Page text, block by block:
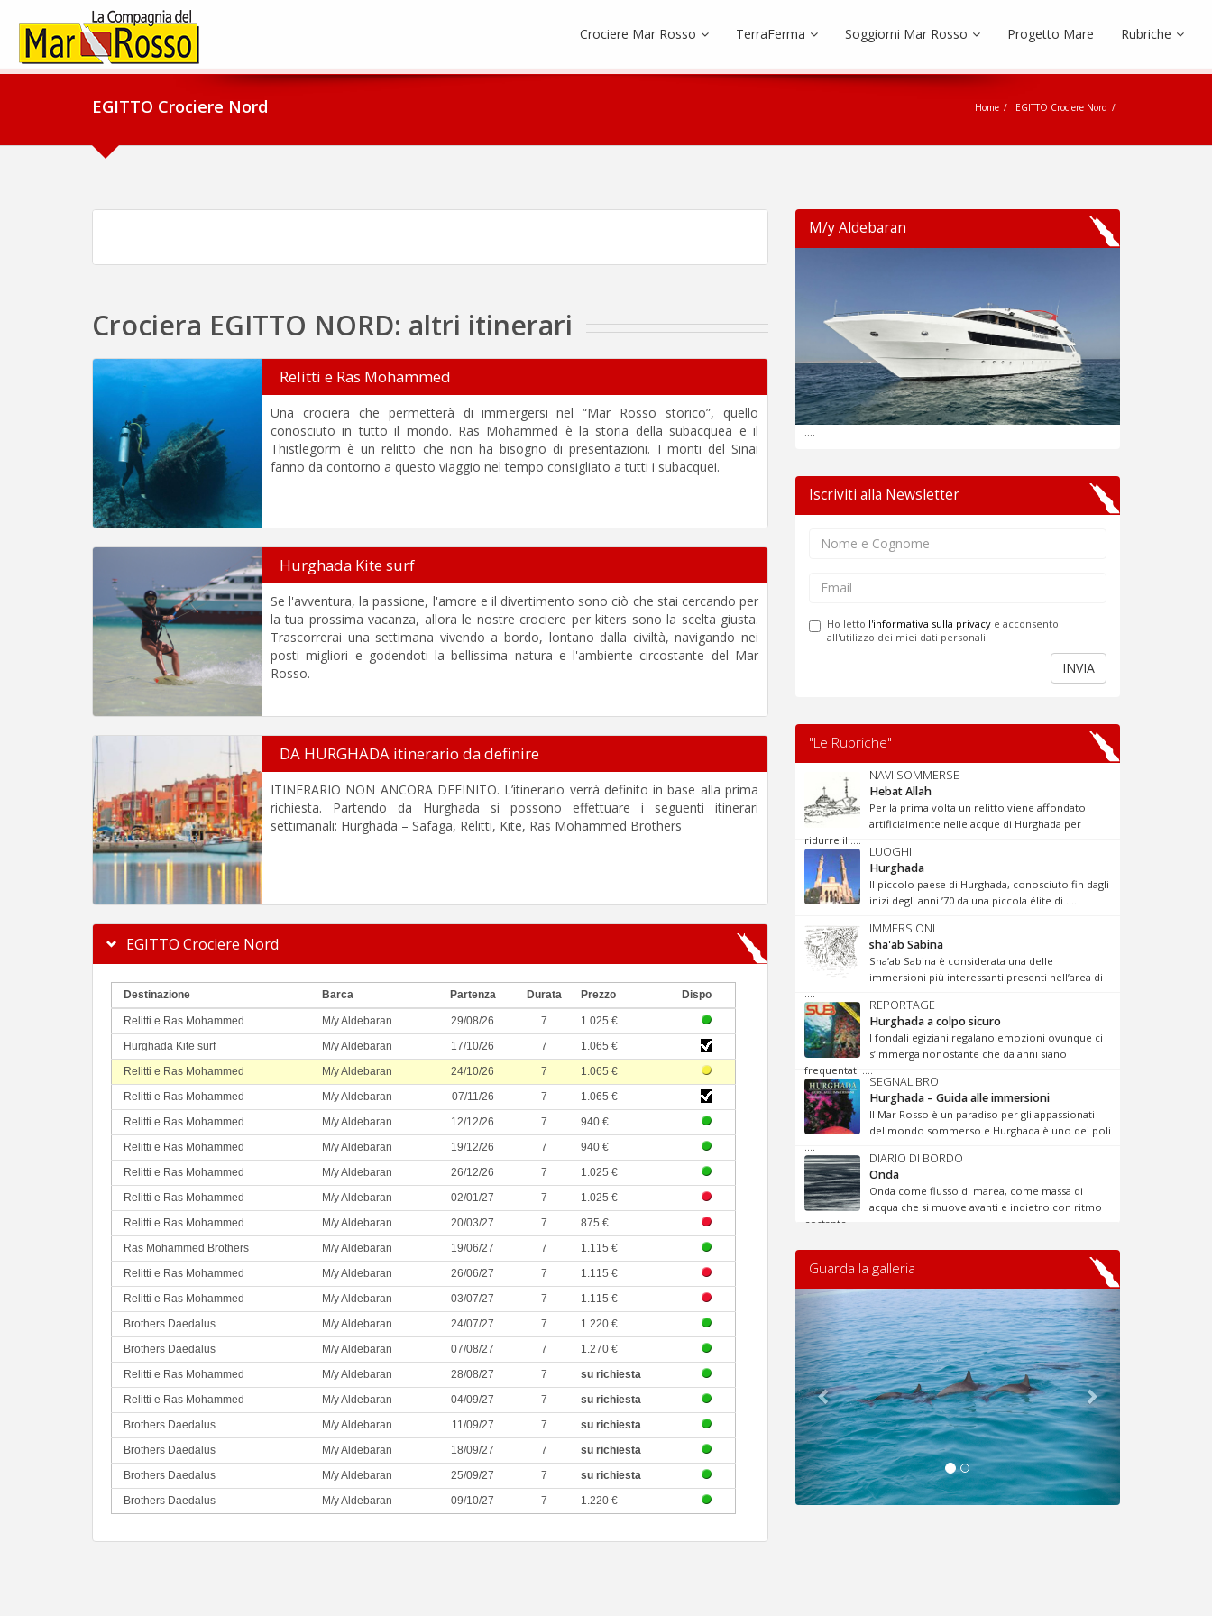
Crociere Mar Rosso TerraFerma Soggiorni Mar Rosso Progetto Mare Rubriche
EGITTO Crociere Nord Home EGITTO Crociere Nord
Crociera EGITTO NORD: altri itinerari
Relitti e Ras Mohammed
Una crociera che permetterà di immergersi nel “Mar Rosso storico”, quello
conosciuto in tutto il mondo. Ras Mohammed è la storia della subacquea e il
Thistlegorm è un relitto che non ha bisogno di presentazioni. I monti del Sinai
fanno da contorno a questo viaggio nel tempo consigliato a tutti i subacquei.
Hurghada Kite surf
Se l'avventura, la passione, l'amore e il divertimento sono ciò che stai cercando per
la tua prossima vacanza, allora le nostre crociere per kiters sono la scelta giusta.
Trascorrerai una settimana vivendo a bordo, lontano dalla civiltà, navigando nei
posti migliori e godendoti la bellissima natura e l'ambiente circostante del Mar
Rosso.
DA HURGHADA itinerario da definire
ITINERARIO NON ANCORA DEFINITO. L’itinerario verrà definito in base alla prima
richiesta. Partendo da Hurghada si possono effettuare i seguenti itinerari
settimanali: Hurghada – Safaga, Relitti, Kite, Ras Mohammed Brothers
EGITTO Crociere Nord
Destinazione Barca Partenza Durata Prezzo Dispo
Relitti e Ras Mohammed M/y Aldebaran 29/08/26 7
1.025 €
Hurghada Kite surf
M/y Aldebaran 17/10/26 7
1.065 €
Relitti e Ras Mohammed
M/y Aldebaran 24/10/26 7
1.065 €
Relitti e Ras Mohammed
M/y Aldebaran 07/11/26 7
1.065 €
Relitti e Ras Mohammed
M/y Aldebaran 12/12/26 7
940 €
Relitti e Ras Mohammed
M/y Aldebaran 19/12/26 7
940 €
Relitti e Ras Mohammed
M/y Aldebaran 26/12/26 7
1.025 €
Relitti e Ras Mohammed
M/y Aldebaran 02/01/27 7
1.025 €
Relitti e Ras Mohammed
M/y Aldebaran 20/03/27 7
875 €
Ras Mohammed Brothers
M/y Aldebaran 19/06/27 7
1.115 €
Relitti e Ras Mohammed
M/y Aldebaran 26/06/27 7
1.115 €
Relitti e Ras Mohammed
M/y Aldebaran 03/07/27 7
1.115 €
Brothers Daedalus
M/y Aldebaran 24/07/27 7
1.220 €
Brothers Daedalus
M/y Aldebaran 07/08/27 7
1.270 €
Relitti e Ras Mohammed
M/y Aldebaran 28/08/27 7
su richiesta
Relitti e Ras Mohammed
M/y Aldebaran 04/09/27 7
su richiesta
Brothers Daedalus
M/y Aldebaran 11/09/27 7
su richiesta
Brothers Daedalus
M/y Aldebaran 18/09/27 7
su richiesta
Brothers Daedalus
M/y Aldebaran 25/09/27 7
su richiesta
Brothers Daedalus
M/y Aldebaran 09/10/27 7 1.220 €
M/y Aldebaran
....
Iscriviti alla Newsletter
Ho letto l'informativa sulla privacy e acconsento
all'utilizzo dei miei dati personali
INVIA
"Le Rubriche"
NAVI SOMMERSE
Hebat Allah
Per la prima volta un relitto viene affondato
artificialmente nelle acque di Hurghada per
ridurre il ....
LUOGHI
Hurghada
Il piccolo paese di Hurghada, conosciuto fin dagli
inizi degli anni ’70 da una piccola élite di ....
IMMERSIONI
sha'ab Sabina
Sha’ab Sabina è considerata una delle
immersioni più interessanti presenti nell’area di
REPORTAGE
Hurghada a colpo sicuro
I fondali egiziani regalano emozioni ovunque ci
s’immerga nonostante che da anni siano
frequentati ....
SEGNALIBRO
Hurghada – Guida alle immersioni
Il Mar Rosso è un paradiso per gli appassionati
del mondo sommerso e Hurghada è uno dei poli
DIARIO DI BORDO
Onda
Onda come flusso di marea, come massa di
acqua che si muove avanti e indietro con ritmo
costante. ....
Guarda la galleria
Previous